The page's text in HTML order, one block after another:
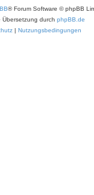
® Forum Software © phpBB
Übersetzung durch phpBB.de
| Nutzungsbedingungen